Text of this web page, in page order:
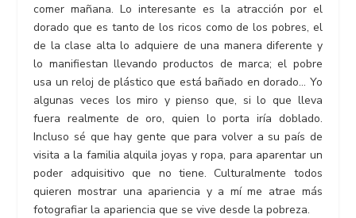
comer mañana. Lo interesante es la atracción por el
dorado que es tanto de los ricos como de los pobres, el
de la clase alta lo adquiere de una manera diferente y
lo manifiestan llevando productos de marca; el pobre
usa un reloj de plástico que está bañado en dorado… Yo
algunas veces los miro y pienso que, si lo que lleva
fuera realmente de oro, quien lo porta iría doblado.
Incluso sé que hay gente que para volver a su país de
visita a la familia alquila joyas y ropa, para aparentar un
poder adquisitivo que no tiene. Culturalmente todos
quieren mostrar una apariencia y a mí me atrae más
fotografiar la apariencia que se vive desde la pobreza.